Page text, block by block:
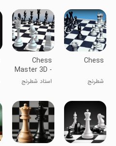
Chess
شطرنج
Chess
Master 3D -
Royal Game
استاد شطرنج
سلطنتی